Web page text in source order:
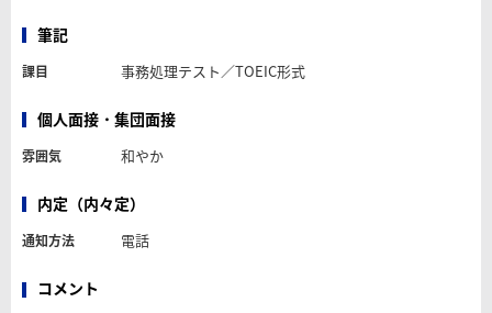
筆記
課目 事務処理テスト／TOEIC形式
個人面接・集団面接
雰囲気 和やか
内定（内々定）
通知方法 電話
コメント